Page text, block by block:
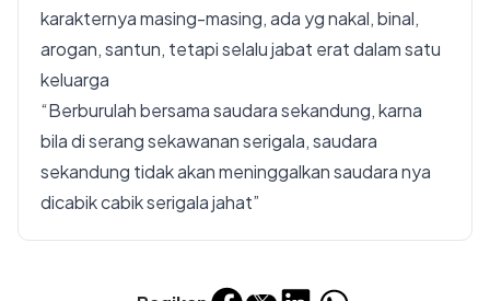
karakternya masing-masing, ada yg nakal, binal,
arogan, santun, tetapi selalu jabat erat dalam satu
keluarga
“Berburulah bersama saudara sekandung, karna
bila di serang sekawanan serigala, saudara
sekandung tidak akan meninggalkan saudara nya
dicabik cabik serigala jahat”